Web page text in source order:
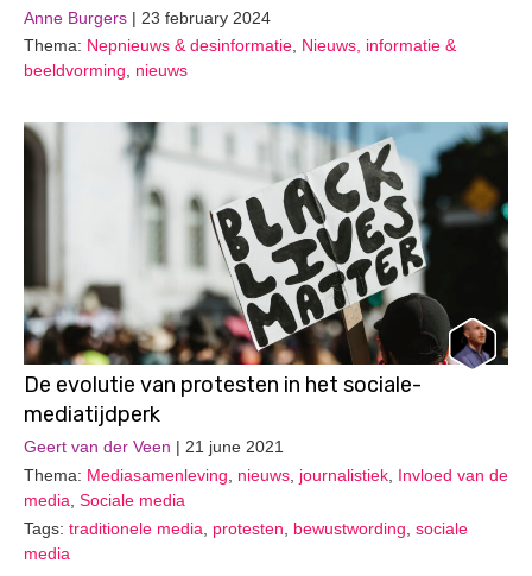
Anne Burgers | 23 february 2024
Thema: Nepnieuws & desinformatie, Nieuws, informatie &
beeldvorming, nieuws
De evolutie van protesten in het sociale-
mediatijdperk
Geert van der Veen | 21 june 2021
Thema: Mediasamenleving nieuws journalistiek Invloed van de
media Sociale media
Tags: traditionele media protesten bewustwording sociale
media